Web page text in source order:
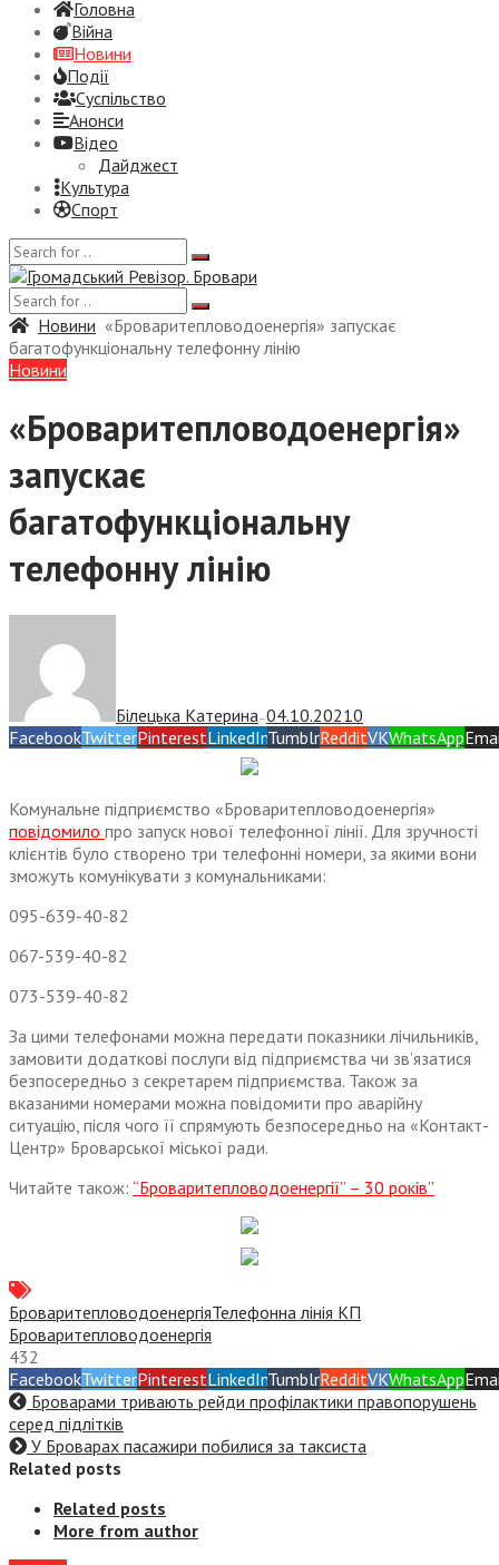
Головна
Війна
Новини
Події
Суспiльство
Анонси
Відео
Дайджест
Культура
Спорт
Новини «Броваритепловодоенергія» запускає
багатофункціональну телефонну лінію
Новини
«Броваритепловодоенергія»
запускає
багатофункціональну
телефонну лінію
Білецька Катерина—04.10.20210
FacebookTwitterPinterestLinkedInTumblrRedditVKWhatsApp
Комунальне підприємство «Броваритепловодоенергія»
повідомило про запуск нової телефонної лінії. Для зручності
клієнтів було створено три телефонні номери, за якими вони
зможуть комунікувати з комунальниками:
095-639-40-82
067-539-40-82
073-539-40-82
За цими телефонами можна передати показники лічильників,
замовити додаткові послуги від підприємства чи зв’язатися
безпосередньо з секретарем підприємства. Також за
вказаними номерами можна повідомити про аварійну
ситуацію, після чого її спрямують безпосередньо на «Контакт-
Центр» Броварської міської ради.
Читайте також: “Броваритепловодоенергії” – 30 років”
БроваритепловодоенергіяТелефонна лінія КП
Броваритепловодоенергія
432
FacebookTwitterPinterestLinkedInTumblrRedditVKWhatsApp
Броварами тривають рейди профілактики правопорушень
серед підлітків
У Броварах пасажири побилися за таксиста
Related posts
Related posts
More from author